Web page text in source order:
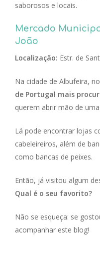
saborosos e locais.
Mercado
João
Localização: Estr. de
Na cidade de Albufeira, no
de Portugal mais
querem abrir mão de
Lá pode encontrar lojas
cabeleireiros, além de
como bancas de peixes.
Então, já visitou algum
Qual é o seu favorito?
Não se esqueça: se
acompanhar este blog!